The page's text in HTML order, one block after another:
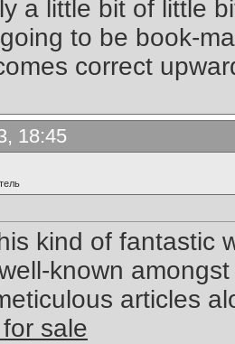
a little bit of little
to be book-
correct
18:45
kind of fantastic
known
articles
sale